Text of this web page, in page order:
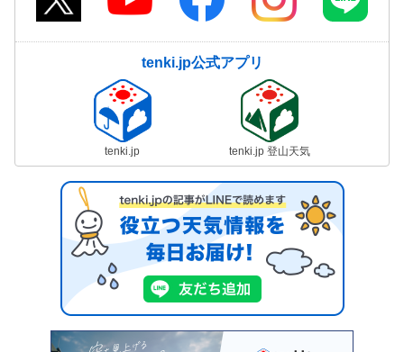
tenki.jp公式アプリ
tenki.jp tenki.jp 登山天気